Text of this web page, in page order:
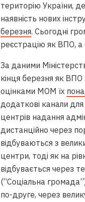
територію України,
наявність нових
березня. Сьогодні
реєстрацію як ВПО,
За даними
кінця березня як
оцінками МОМ їх
додаткові канали
центрів надання
дистанційно через
відбуваються з
центри, тоді як на
відбувається через
(“Соціальна
по-друге, через